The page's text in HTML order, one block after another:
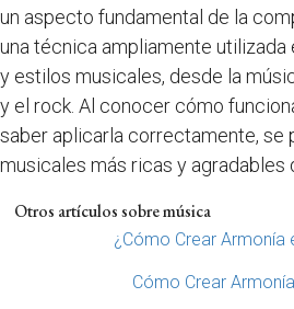
un aspecto fundamental de la
una técnica ampliamente
y estilos musicales, desde la
y el rock. Al conocer cómo
saber aplicarla correctamente, se
musicales más ricas y agradables
Otros artículos sobre música
¿Cómo Crear Armonía
Cómo Crear